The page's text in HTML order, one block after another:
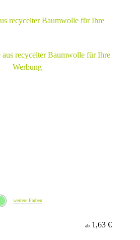
recycelter Baumwolle für Ihre
weitere Farben
ab 1,63 €